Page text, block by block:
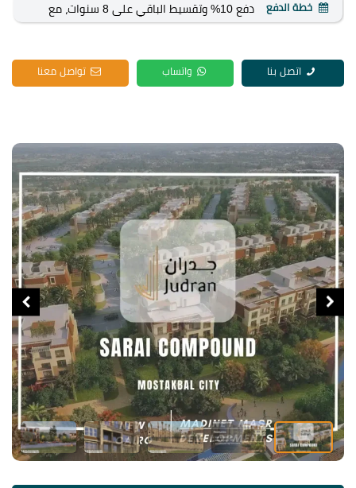
خطة الدفع
دفع 10% وتقسيط الباقي على 8 سنوات، مع
اتصل بنا واتساب تواصل معنا